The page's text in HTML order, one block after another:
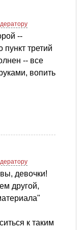
--
пункт третий
-- все
вопить
девочки!
другой,
к таким